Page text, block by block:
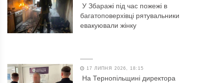
У Збаражі під час пожежі в
багатоповерхівці рятувальники
евакуювали жінку
17 ЛИПНЯ 2026, 18:15
На Тернопільщині директора